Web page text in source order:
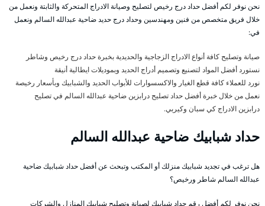
نحن نوفر لكم أفضل حداد درج رخيص لتصليح وصيانة الادراج المتحركة والثابتة ونعمل من
خلال فريق متخصص من فنين ومهندسين وحداد درج حديد ضاحية عبدالله السالم ونعمل
في:
صيانة وتصليح كافة أنواع الادراج الزجاجية والحديدية بخبرة حداد درج رخيص وشاطر
نستورد أفضل المواد لتصنيع وتصميم أدراج الحديد وبموديلات ايطالية أنيقة
نورد للعملاء كافة قطع الغيار والاكسسوارات للأبواب الحديد والشبابيك وبأسعار رخيصة
نعمل من خلال خبرة أفضل حداد تصليح درابزين ضاحية عبدالله السالم في تصليح
درابزين الادراج كي سبان وكيربي.
حداد شبابيك ضاحية عبدالله السالم
هل ترغب في تجديد شبابيك منزلك أو المكتب وتبحث عن أفضل حداد شبابيك ضاحية
عبدالله السالم شاطر ورخيص؟
نحن نوفر لكم أفضل رقم حداد شبابيك لصيانة وتصليح شبابيك المنازل والشركات